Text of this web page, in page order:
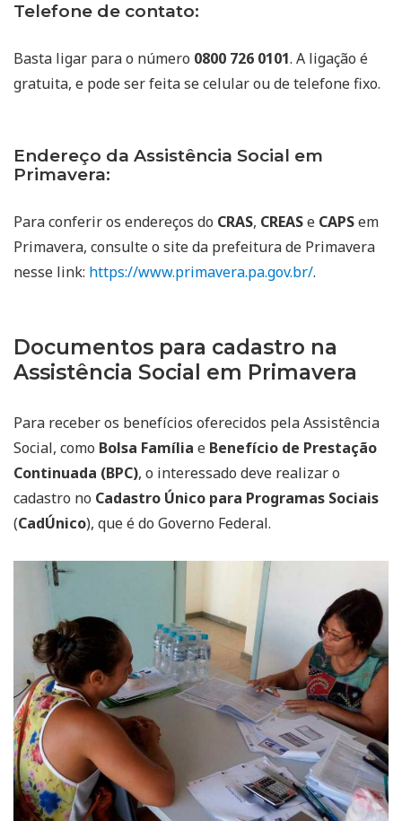
Telefone de contato:
Basta ligar para o número 0800 726 0101. A ligação é
gratuita, e pode ser feita se celular ou de telefone fixo.
Endereço da Assistência Social em
Primavera:
Para conferir os endereços do CRAS, CREASe CAPSem
Primavera, consulte o site da prefeitura de Primavera
nesse link: https://www.primavera.pa.gov.br/.
Documentos para cadastro na
Assistência Social em Primavera
Para receber os benefícios oferecidos pela Assistência
Social, como Bolsa Família e Benefício de Prestação
Continuada (BPC), o interessado deve realizar o
cadastro no Cadastro Único para Programas Sociais
(CadÚnico), que é do Governo Federal.